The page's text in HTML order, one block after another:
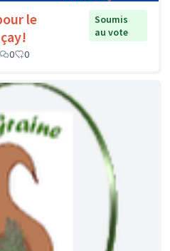
le
Soumis
au vote
0 0